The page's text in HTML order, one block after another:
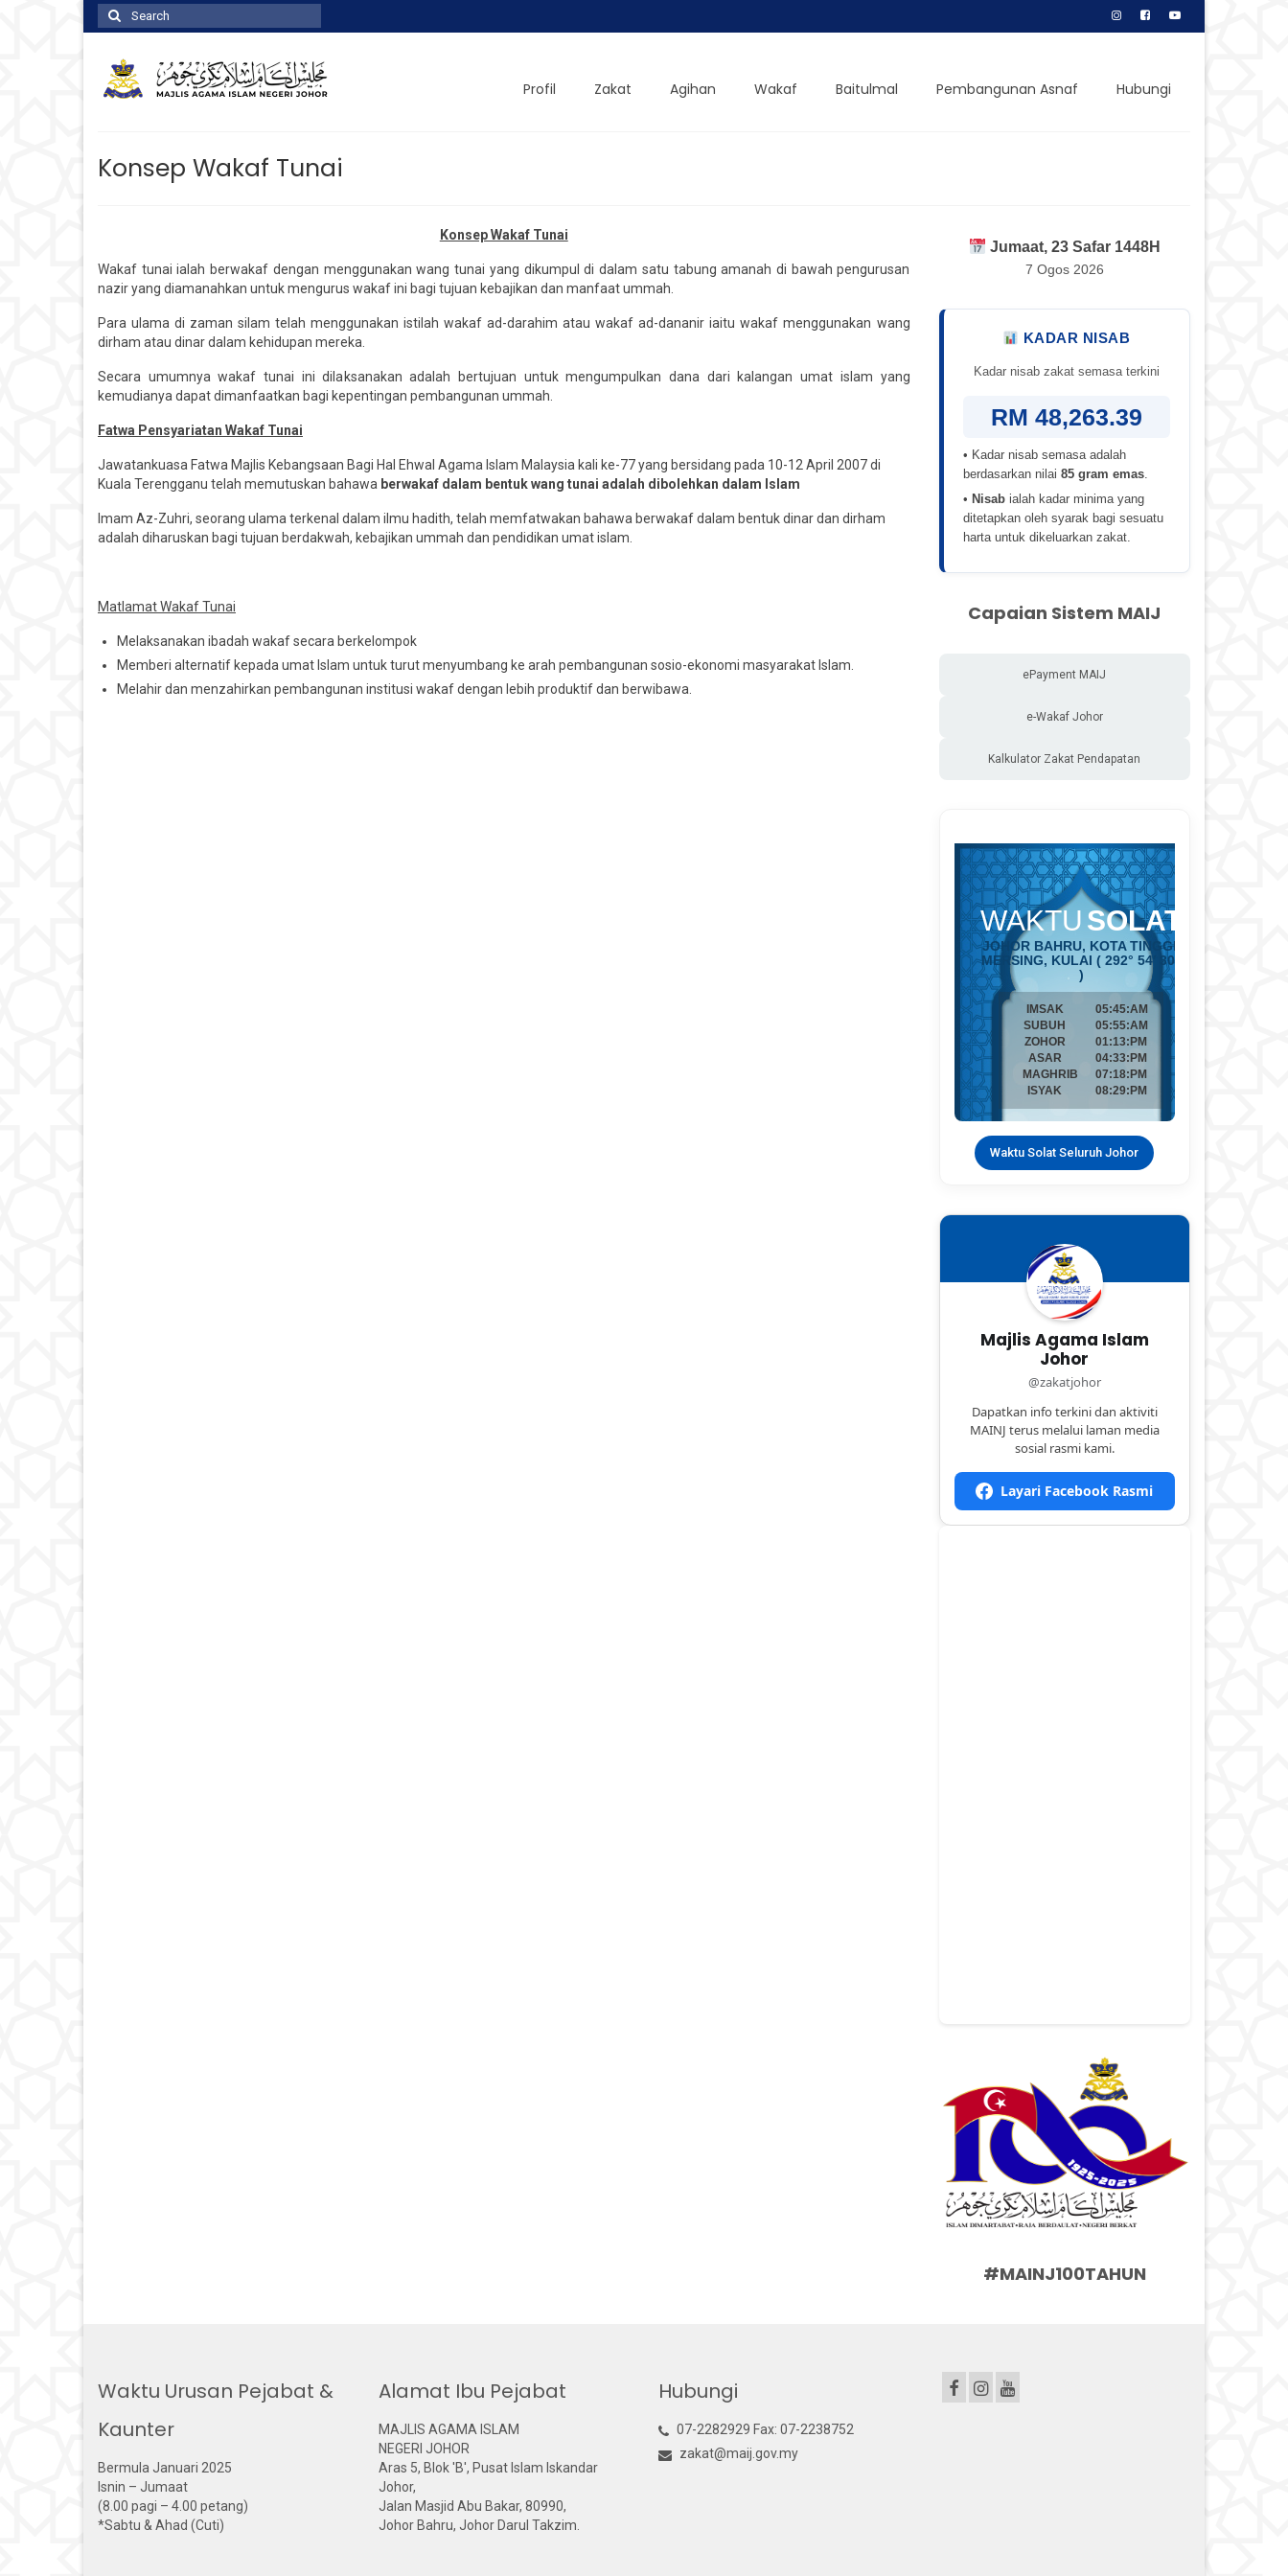
Search
for:
Profil Zakat Agihan Wakaf Baitulmal Pembangunan Asnaf Hubungi
Konsep Wakaf Tunai
Konsep Wakaf Tunai
Wakaf tunai ialah berwakaf dengan menggunakan wang tunai yang dikumpul di dalam satu tabung amanah di bawah pengurusan
nazir yang diamanahkan untuk mengurus wakaf ini bagi tujuan kebajikan dan manfaat ummah.
Para ulama di zaman silam telah menggunakan istilah wakaf ad-darahim atau wakaf ad-dananir iaitu wakaf menggunakan wang
dirham atau dinar dalam kehidupan mereka.
Secara umumnya wakaf tunai ini dilaksanakan adalah bertujuan untuk mengumpulkan dana dari kalangan umat islam yang
kemudianya dapat dimanfaatkan bagi kepentingan pembangunan ummah.
Fatwa Pensyariatan Wakaf Tunai
Jawatankuasa Fatwa Majlis Kebangsaan Bagi Hal Ehwal Agama Islam Malaysia kali ke-77 yang bersidang pada 10-12 April 2007 di
Kuala Terengganu telah memutuskan bahawa berwakaf dalam bentuk wang tunai adalah dibolehkan dalam Islam
Imam Az-Zuhri, seorang ulama terkenal dalam ilmu hadith, telah memfatwakan bahawa berwakaf dalam bentuk dinar dan dirham
adalah diharuskan bagi tujuan berdakwah, kebajikan ummah dan pendidikan umat islam.
Matlamat Wakaf Tunai
Melaksanakan ibadah wakaf secara berkelompok
Memberi alternatif kepada umat Islam untuk turut menyumbang ke arah pembangunan sosio-ekonomi masyarakat Islam.
Melahir dan menzahirkan pembangunan institusi wakaf dengan lebih produktif dan berwibawa.
Jumaat, 23 Safar 1448H
7 Ogos 2026
KADAR NISAB
Kadar nisab zakat semasa terkini
RM 48,263.39
• Kadar nisab semasa adalah
berdasarkan nilai 85 gram emas.
• Nisabialah kadar minima yang
ditetapkan oleh syarak bagi sesuatu
harta untuk dikeluarkan zakat.
Capaian Sistem MAIJ
ePayment MAIJ
e-Wakaf Johor
Kalkulator Zakat Pendapatan
Waktu Solat Seluruh Johor
Majlis Agama Islam
Johor
@zakatjohor
Dapatkan info terkini dan aktiviti
MAINJ terus melalui laman media
sosial rasmi kami.
Layari Facebook Rasmi
#MAINJ100TAHUN
Waktu Urusan Pejabat &
Kaunter
Bermula Januari 2025
Isnin – Jumaat
(8.00 pagi – 4.00 petang)
*Sabtu & Ahad (Cuti)
Alamat Ibu Pejabat
MAJLIS AGAMA ISLAM
NEGERI JOHOR
Aras 5, Blok 'B', Pusat Islam Iskandar
Johor,
Jalan Masjid Abu Bakar, 80990,
Johor Bahru, Johor Darul Takzim.
Hubungi
07-2282929 Fax: 07-2238752
zakat@maij.gov.my